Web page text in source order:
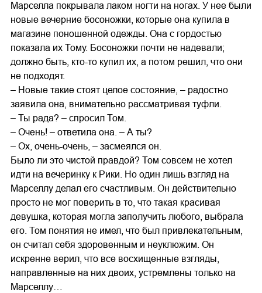
Марселла покрывала лаком ногти на ногах. У нее были
новые вечерние босоножки, которые она купила в
магазине поношенной одежды. Она с гордостью
показала их Тому. Босоножки почти не надевали;
должно быть, кто-то купил их, а потом решил, что они
не подходят.
– Новые такие стоят целое состояние, – радостно
заявила она, внимательно рассматривая туфли.
– Ты рада? – спросил Том.
– Очень! – ответила она. – А ты?
– Ох, очень-очень, – засмеялся он.
Было ли это чистой правдой? Том совсем не хотел
идти на вечеринку к Рики. Но один лишь взгляд на
Марселлу делал его счастливым. Он действительно
просто не мог поверить в то, что такая красивая
девушка, которая могла заполучить любого, выбрала
его. Том понятия не имел, что был привлекательным,
он считал себя здоровенным и неуклюжим. Он
искренне верил, что все восхищенные взгляды,
направленные на них двоих, устремлены только на
Марселлу…